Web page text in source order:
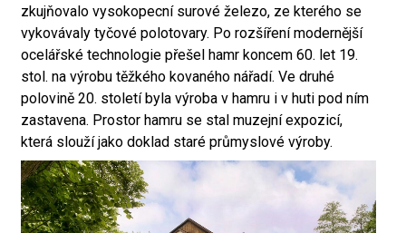
zkujňovalo vysokopecní surové železo, ze kterého se
vykovávaly tyčové polotovary. Po rozšíření modernější
ocelářské technologie přešel hamr koncem 60. let 19.
stol. na výrobu těžkého kovaného nářadí. Ve druhé
polovině 20. století byla výroba v hamru i v huti pod ním
zastavena. Prostor hamru se stal muzejní expozicí,
která slouží jako doklad staré průmyslové výroby.